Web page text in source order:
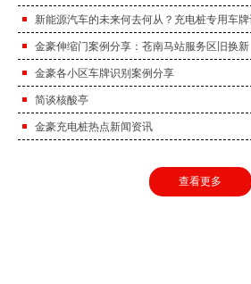
金豪伸缩门案例分享：苍南马站服务区旧换新
金豪各小区车牌识别案例分享
简谈核酸亭
金豪充电桩热点新闻资讯
查看更多